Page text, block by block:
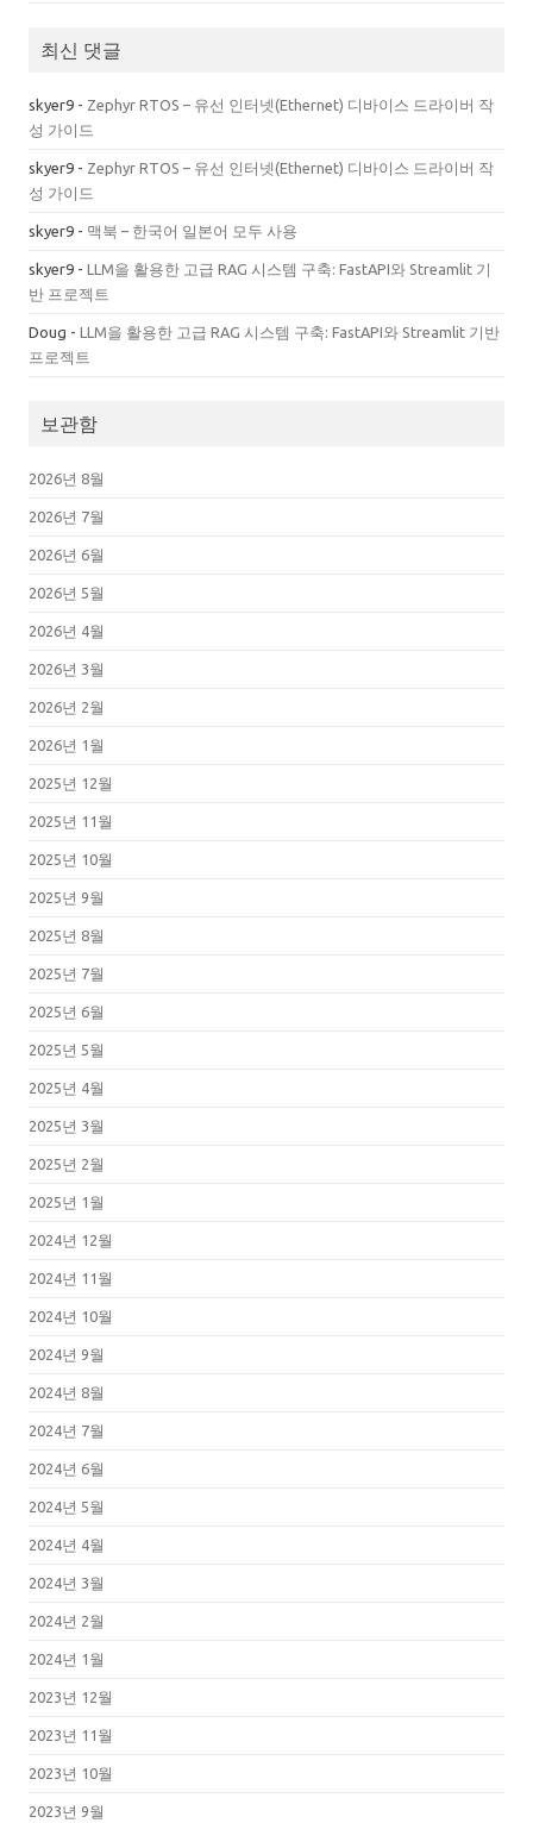
최신 댓글
skyer9 - Zephyr RTOS – 유선 인터넷(Ethernet) 디바이스 드라이버 작
성 가이드
skyer9 - Zephyr RTOS – 유선 인터넷(Ethernet) 디바이스 드라이버 작
성 가이드
skyer9 - 맥북 – 한국어 일본어 모두 사용
skyer9 - LLM을 활용한 고급 RAG 시스템 구축: FastAPI와 Streamlit 기
반 프로젝트
Doug - LLM을 활용한 고급 RAG 시스템 구축: FastAPI와 Streamlit 기반
프로젝트
보관함
2026년 8월
2026년 7월
2026년 6월
2026년 5월
2026년 4월
2026년 3월
2026년 2월
2026년 1월
2025년 12월
2025년 11월
2025년 10월
2025년 9월
2025년 8월
2025년 7월
2025년 6월
2025년 5월
2025년 4월
2025년 3월
2025년 2월
2025년 1월
2024년 12월
2024년 11월
2024년 10월
2024년 9월
2024년 8월
2024년 7월
2024년 6월
2024년 5월
2024년 4월
2024년 3월
2024년 2월
2024년 1월
2023년 12월
2023년 11월
2023년 10월
2023년 9월